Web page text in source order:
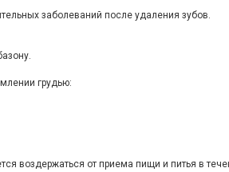
заболеваний после удаления зубов.
грудью:
воздержаться от приема пищи и питья в